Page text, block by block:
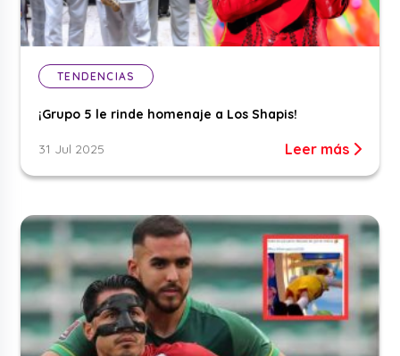
TENDENCIAS
¡Grupo 5 le rinde homenaje a Los Shapis!
31 Jul 2025 Leer más